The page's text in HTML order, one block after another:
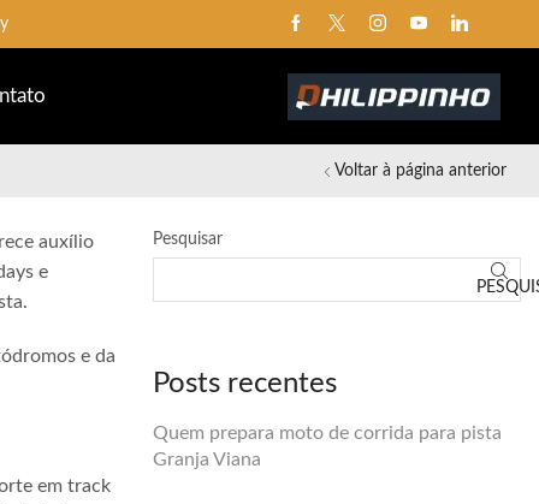
Voltar à página anterior
auxílio
e
e da
em track
Pesquisar
Posts recentes
Quem prepara moto de corrida para pista
Granja Viana